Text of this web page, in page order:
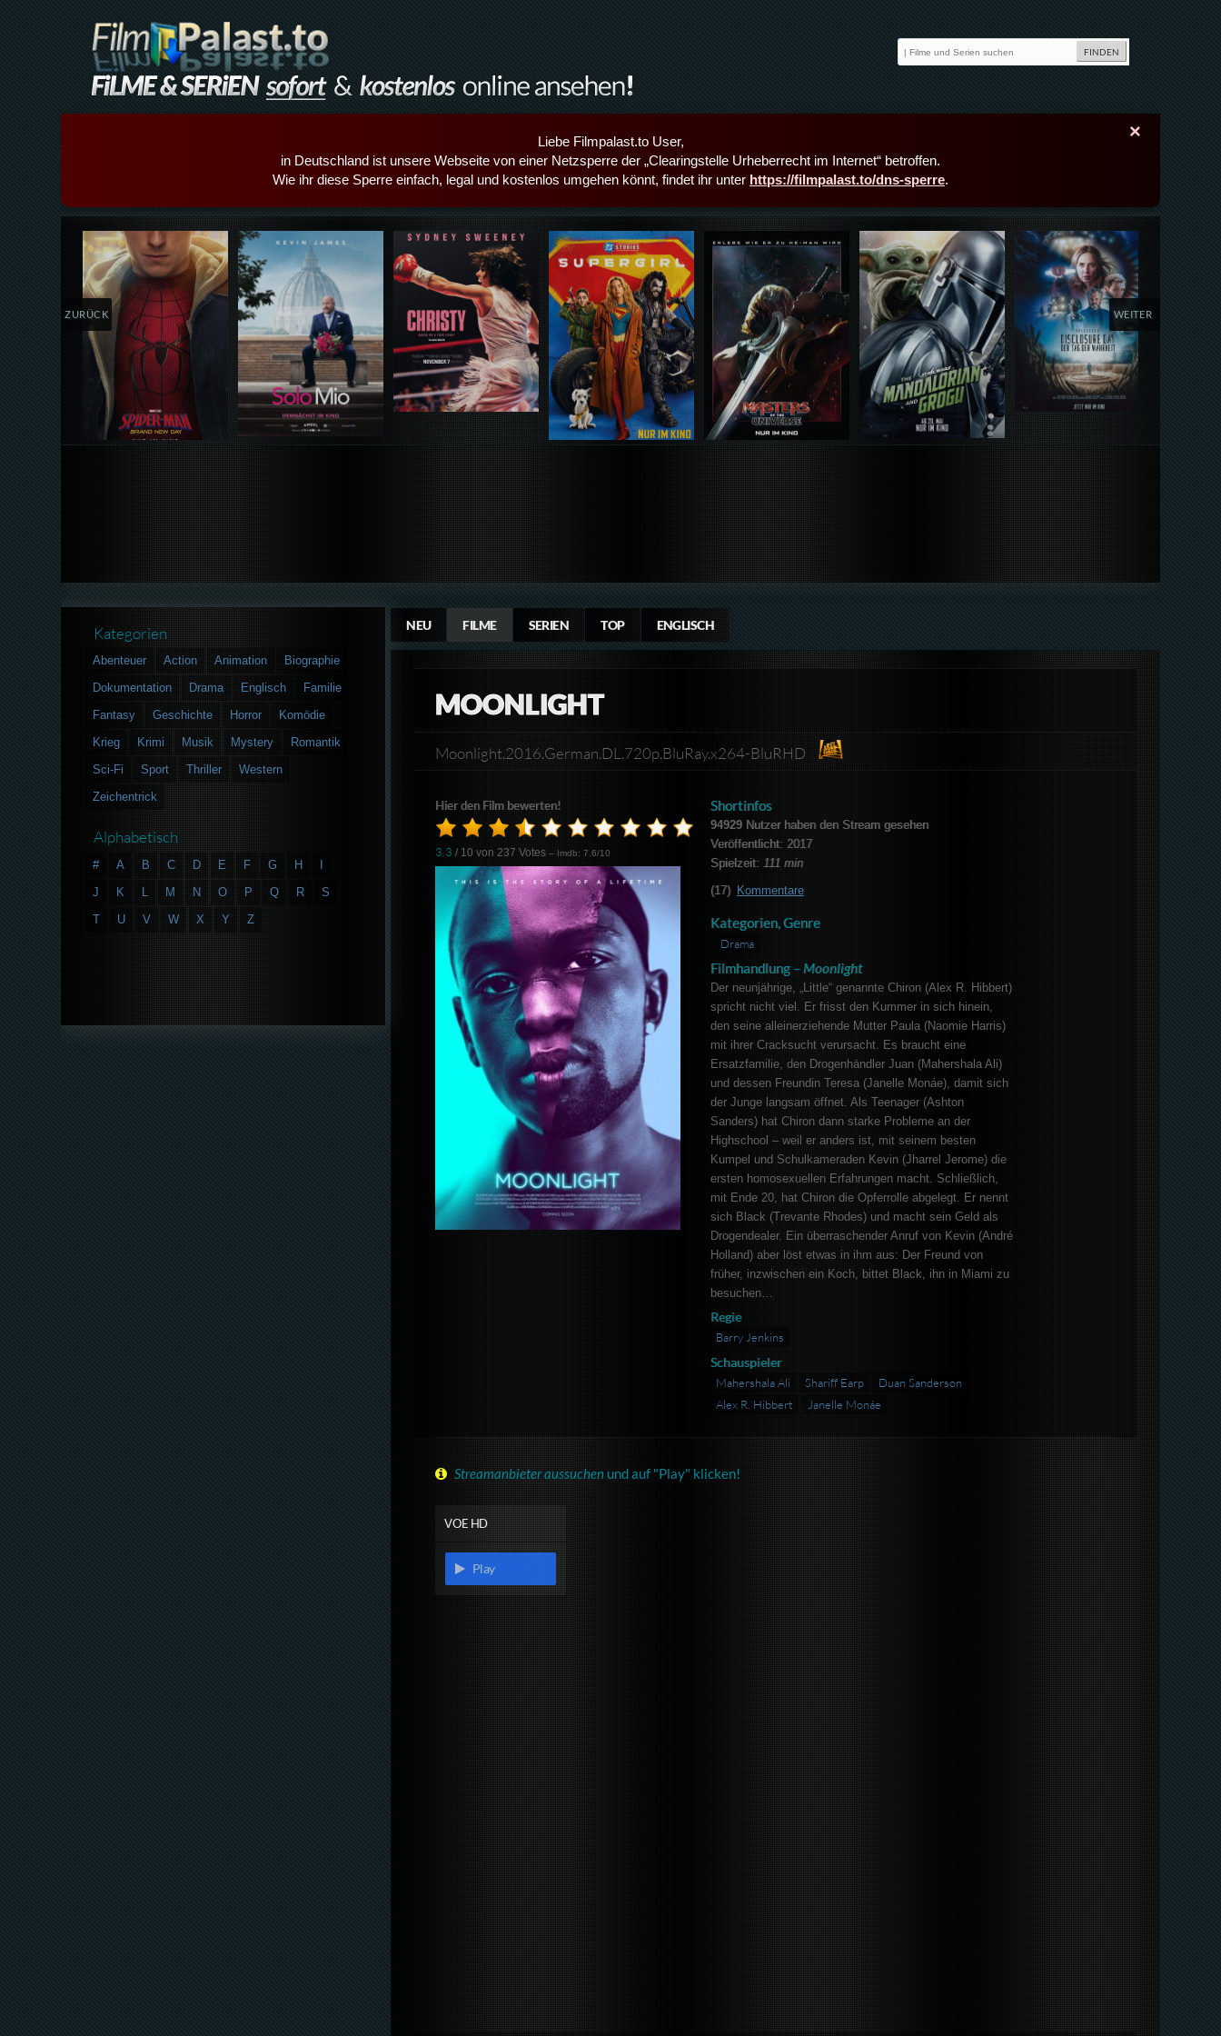
×
Liebe Filmpalast.to User,
in Deutschland ist unsere Webseite von einer Netzsperre der „Clearingstelle Urheberrecht im Internet“ betroffen.
Wie ihr diese Sperre einfach, legal und kostenlos umgehen könnt, findet ihr unter https://filmpalast.to/dns-sperre.
Details,Play Details,Play Details,Play Details,Play Details,Play Details,Play Details,Play
ZURÜCK WEITER
NEU FILME SERIEN TOP ENGLISCH
MOONLIGHT
Moonlight.2016.German.DL.720p.BluRay.x264-BluRHD
Hier den Film bewerten!
3.3 / 10 von237 Votes – Imdb: 7.6/10
Shortinfos
94929Nutzer haben den Stream gesehen
Veröffentlicht: 2017
Spielzeit: 111 min
(17) Kommentare
Kategorien, Genre
Drama
Filmhandlung – Moonlight
Der neunjährige, „Little“ genannte Chiron (Alex R. Hibbert)
spricht nicht viel. Er frisst den Kummer in sich hinein,
den seine alleinerziehende Mutter Paula (Naomie Harris)
mit ihrer Cracksucht verursacht. Es braucht eine
Ersatzfamilie, den Drogenhändler Juan (Mahershala Ali)
und dessen Freundin Teresa (Janelle Monáe), damit sich
der Junge langsam öffnet. Als Teenager (Ashton
Sanders) hat Chiron dann starke Probleme an der
Highschool – weil er anders ist, mit seinem besten
Kumpel und Schulkameraden Kevin (Jharrel Jerome) die
ersten homosexuellen Erfahrungen macht. Schließlich,
mit Ende 20, hat Chiron die Opferrolle abgelegt. Er nennt
sich Black (Trevante Rhodes) und macht sein Geld als
Drogendealer. Ein überraschender Anruf von Kevin (André
Holland) aber löst etwas in ihm aus: Der Freund von
früher, inzwischen ein Koch, bittet Black, ihn in Miami zu
besuchen…
Regie
Barry Jenkins
Schauspieler
Mahershala Ali Shariff Earp
Duan Sanderson
Alex R. Hibbert
Janelle Monáe
Streamanbieter aussuchen und auf "Play" klicken!
VOE HD
Play
Kategorien
Abenteuer Action Animation
Biographie
Dokumentation
Drama Englisch
Familie
Fantasy
Geschichte Horror
Komödie
Krieg
Krimi Musik Mystery
Romantik
Sci-Fi
Sport Thriller
Western
Zeichentrick
Alphabetisch
# A B C D E F G H
J
K L M N O P Q R
S
T
U V W X Y Z